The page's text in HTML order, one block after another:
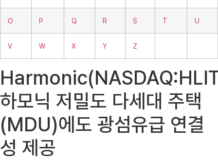
O P Q R S T U
V W X Y Z
하모닉 저밀도 다세대 주택
(MDU)에도 광섬유급 연결
성 제공